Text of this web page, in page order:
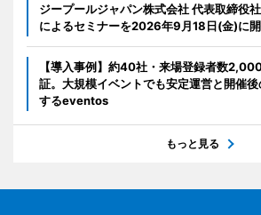
ジープールジャパン株式会社 代表取締役
によるセミナーを2026年9月18日(金)に
【導入事例】約40社・来場登録者数
証。大規模イベントでも安定運営と開催
するeventos
もっと見る